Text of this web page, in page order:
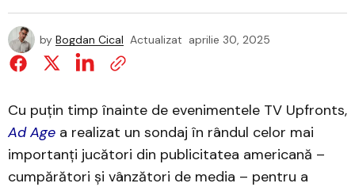
by Bogdan Cical Actualizat aprilie 30, 2025
Cu puțin timp înainte de evenimentele TV Upfronts,
Ad Age a realizat un sondaj în rândul celor mai
importanți jucători din publicitatea americană –
cumpărători și vânzători de media – pentru a